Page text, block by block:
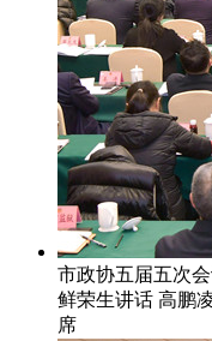
市政协五届五次
鲜荣生讲话 高鹏
席